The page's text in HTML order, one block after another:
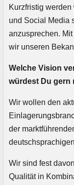
Kurzfristig
und Social Media
anzusprechen.
wir unseren
Welche Vision
würdest Du gern
Wir wollen den
der
Wir sind fest
Qualität in